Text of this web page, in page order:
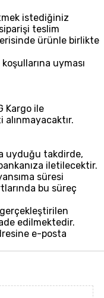
istediğiniz
teslim
ürünle birlikte
uyması
Kargo ile
uyduğu takdirde,
iletilecektir.
süresi
bu süreç
edilmektedir.
e-posta